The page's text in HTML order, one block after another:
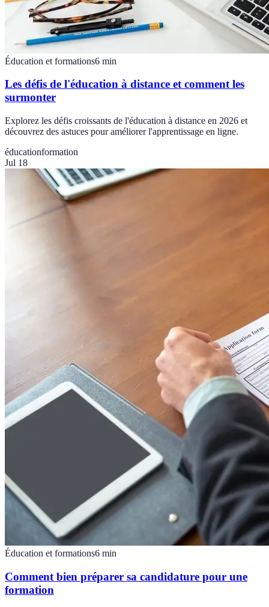
Éducation et formations6 min
Les défis de l'éducation à distance et comment les
surmonter
Explorez les défis croissants de l'éducation à distance en 2026 et
découvrez des astuces pour améliorer l'apprentissage en ligne.
éducationformation
Jul 18
Éducation et formations6 min
Comment bien préparer sa candidature pour une
formation